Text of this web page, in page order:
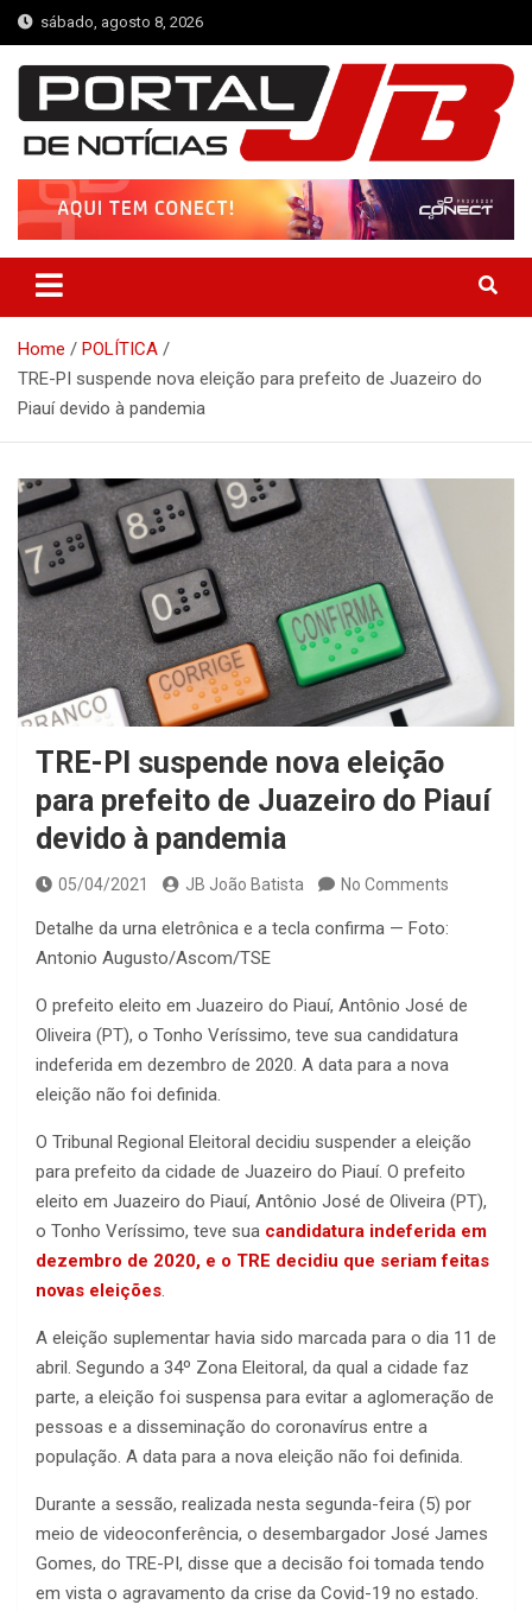
Skip
to
content
sábado, agosto 8, 2026
Portal de Notícias JB
Notícias de Simplício Mendes e Região
Home
POLÍTICA
TRE-PI suspende nova eleição para prefeito de Juazeiro do
Piauí devido à pandemia
TRE-PI suspende nova eleição
para prefeito de Juazeiro do Piauí
devido à pandemia
05/04/2021 JB João Batista No Comments
Detalhe da urna eletrônica e a tecla confirma — Foto:
Antonio Augusto/Ascom/TSE
O prefeito eleito em Juazeiro do Piauí, Antônio José de
Oliveira (PT), o Tonho Veríssimo, teve sua candidatura
indeferida em dezembro de 2020. A data para a nova
eleição não foi definida.
O Tribunal Regional Eleitoral decidiu suspender a eleição
para prefeito da cidade de Juazeiro do Piauí. O prefeito
eleito em Juazeiro do Piauí, Antônio José de Oliveira (PT),
o Tonho Veríssimo, teve sua candidatura indeferida em
dezembro de 2020, e o TRE decidiu que seriam feitas
novas eleições.
A eleição suplementar havia sido marcada para o dia 11 de
abril. Segundo a 34º Zona Eleitoral, da qual a cidade faz
parte, a eleição foi suspensa para evitar a aglomeração de
pessoas e a disseminação do coronavírus entre a
população. A data para a nova eleição não foi definida.
Durante a sessão, realizada nesta segunda-feira (5) por
meio de videoconferência, o desembargador José James
Gomes, do TRE-PI, disse que a decisão foi tomada tendo
em vista o agravamento da crise da Covid-19 no estado.